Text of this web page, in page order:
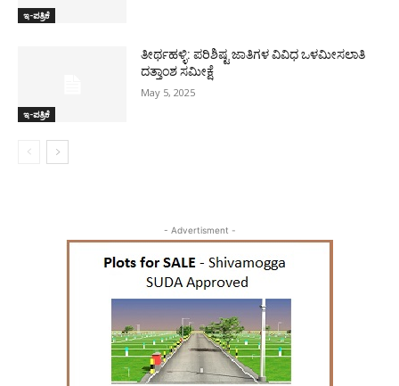
ಇ-ಪತ್ರಿಕೆ
ಇ-ಪತ್ರಿಕೆ
ತೀರ್ಥಹಳ್ಳಿ: ಪರಿಶಿಷ್ಟ ಜಾತಿಗಳ ವಿವಿಧ ಒಳಮೀಸಲಾತಿ
ದತ್ತಾಂಶ ಸಮೀಕ್ಷೆ
May 5, 2025
- Advertisment -